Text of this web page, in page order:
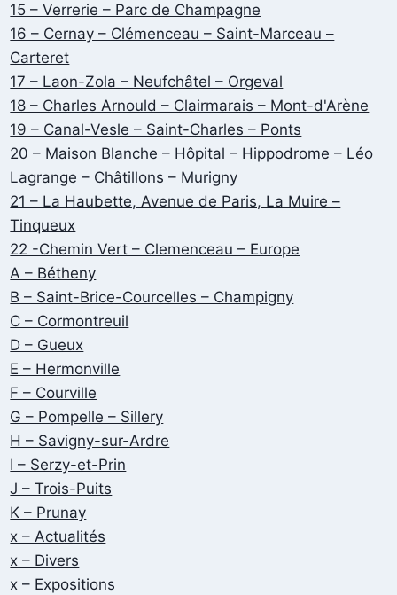
15 – Verrerie – Parc de Champagne
16 – Cernay – Clémenceau – Saint-Marceau –
Carteret
17 – Laon-Zola – Neufchâtel – Orgeval
18 – Charles Arnould – Clairmarais – Mont-d'Arène
19 – Canal-Vesle – Saint-Charles – Ponts
20 – Maison Blanche – Hôpital – Hippodrome – Léo
Lagrange – Châtillons – Murigny
21 – La Haubette, Avenue de Paris, La Muire –
Tinqueux
22 -Chemin Vert – Clemenceau – Europe
A – Bétheny
B – Saint-Brice-Courcelles – Champigny
C – Cormontreuil
D – Gueux
E – Hermonville
F – Courville
G – Pompelle – Sillery
H – Savigny-sur-Ardre
I – Serzy-et-Prin
J – Trois-Puits
K – Prunay
x – Actualités
x – Divers
x – Expositions